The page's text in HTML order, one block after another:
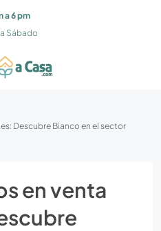
a 6 pm
Sábado
Descubre Bianco en el sector
en venta